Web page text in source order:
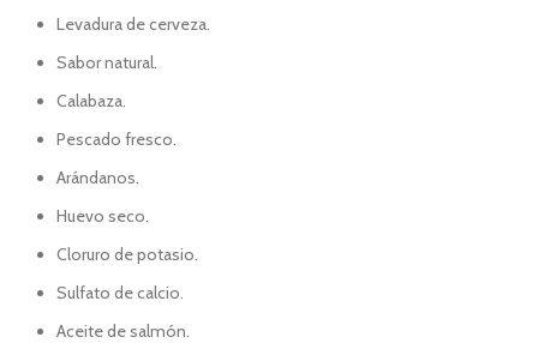
Levadura de cerveza.
Sabor natural.
Calabaza.
Pescado fresco.
Arándanos.
Huevo seco.
Cloruro de potasio.
Sulfato de calcio.
Aceite de salmón.